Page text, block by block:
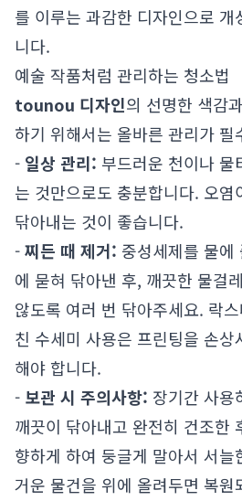
를 이루는 과감한 디자인으로
니다.
예술 작품처럼 관리하는 청소법
tounou 디자인의 선명한 색감
하기 위해서는 올바른 관리가 필
- 일상 관리: 부드러운 천이나 물
는 것만으로도 충분합니다. 오염
닦아내는 것이 좋습니다.
-찌든 때 제거: 중성세제를 물에
에 묻혀 닦아낸 후, 깨끗한 물걸
않도록 여러 번 닦아주세요. 락
친 수세미 사용은 프린팅을 손상
해야 합니다.
- 보관 시 주의사항: 장기간 사용
깨끗이 닦아내고 완전히 건조한
향하게 하여 둥글게 말아서 서
거운 물건을 위에 올려두면 복원